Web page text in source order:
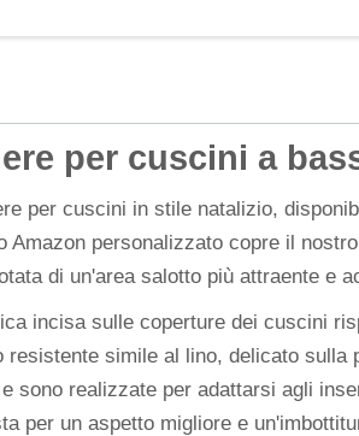
per cuscini a
per cuscini in stile natalizio,
Amazon personalizzato copre il
di un'area salotto più attraente e
incisa sulle coperture dei cuscini
resistente simile al lino, delicato sulla
sono realizzate per adattarsi agli
per un aspetto migliore e